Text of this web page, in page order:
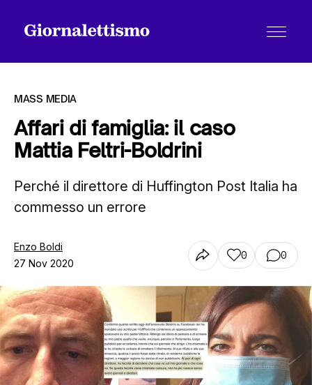
Tutti gli articoli
Chi siamo
Contatti
MASS MEDIA
Affari di famiglia: il caso
Mattia Feltri-Boldrini
Perché il direttore di Huffington Post Italia ha
commesso un errore
Enzo Boldi
27 Nov 2020
0 0